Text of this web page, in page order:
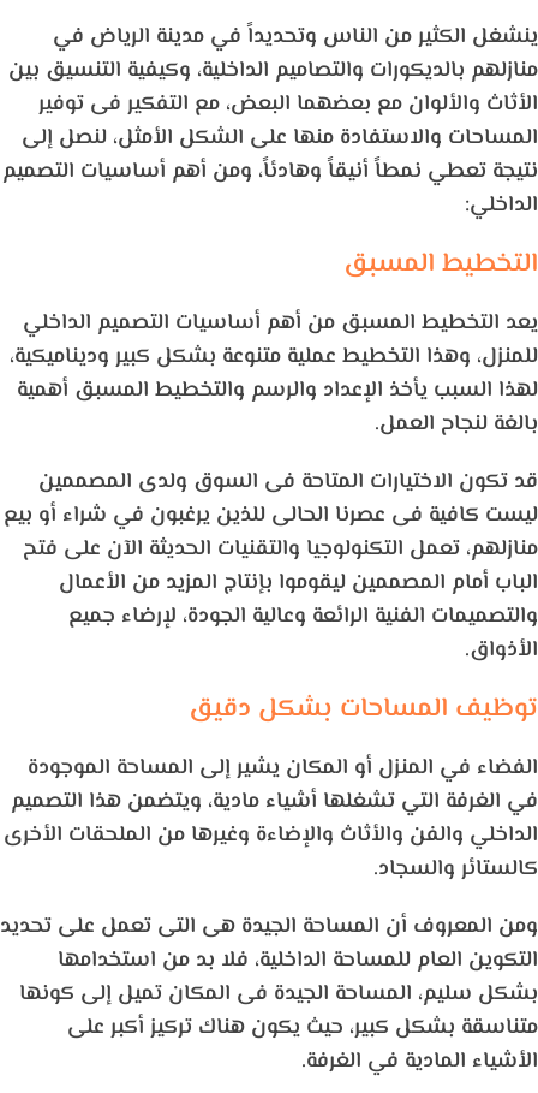
ينشغل الكثير من الناس وتحديداً في مدينة الرياض في
منازلهم بالديكورات والتصاميم الداخلية، وكيفية التنسيق بين
الأثاث والألوان مع بعضهما البعض، مع التفكير فى توفير
المساحات والاستفادة منها على الشكل الأمثل، لنصل إلى
نتيجة تعطي نمطاً أنيقاً وهادئاً، ومن أهم أساسيات التصميم
الداخلي:
التخطيط المسبق
يعد التخطيط المسبق من أهم أساسيات التصميم الداخلي
للمنزل، وهذا التخطيط عملية متنوعة بشكل كبير وديناميكية،
لهذا السبب يأخذ الإعداد والرسم والتخطيط المسبق أهمية
بالغة لنجاح العمل.
قد تكون الاختيارات المتاحة فى السوق ولدى المصممين
ليست كافية فى عصرنا الحالى للذين يرغبون في شراء أو بيع
منازلهم، تعمل التكنولوجيا والتقنيات الحديثة الآن على فتح
الباب أمام المصممين ليقوموا بإنتاج المزيد من الأعمال
والتصميمات الفنية الرائعة وعالية الجودة، لإرضاء جميع
الأذواق.
توظيف المساحات بشكل دقيق
الفضاء في المنزل أو المكان يشير إلى المساحة الموجودة
في الغرفة التي تشغلها أشياء مادية، ويتضمن هذا التصميم
الداخلي والفن والأثاث والإضاءة وغيرها من الملحقات الأخرى
كالستائر والسجاد.
ومن المعروف أن المساحة الجيدة هى التى تعمل على تحديد
التكوين العام للمساحة الداخلية، فلا بد من استخدامها
بشكل سليم، المساحة الجيدة فى المكان تميل إلى كونها
متناسقة بشكل كبير، حيث يكون هناك تركيز أكبر على
الأشياء المادية في الغرفة.